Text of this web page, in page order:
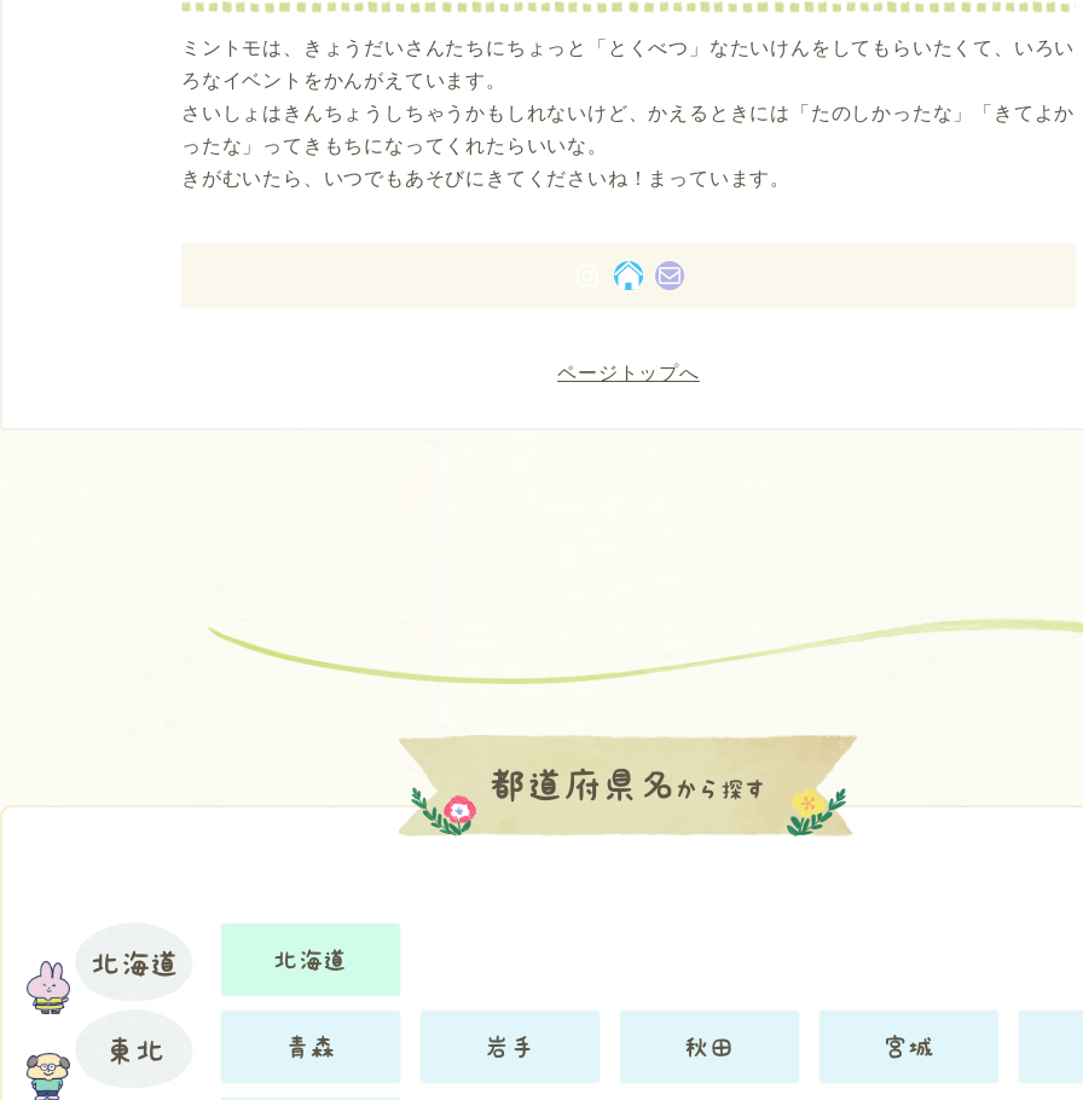
ミントモは、きょうだいさんたちにちょっと「とくべつ」なたいけんをしてもらいたくて、いろい
ろなイベントをかんがえています。
さいしょはきんちょうしちゃうかもしれないけど、かえるときには「たのしかったな」「きてよか
ったな」ってきもちになってくれたらいいな。
きがむいたら、いつでもあそびにきてくださいね！まっています。
Instagram
リンク メール
ページトップへ
都道府県名 から探す
北海道 北海道
東北 青森 岩手 秋田 宮城